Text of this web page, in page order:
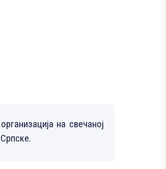
на свечаној